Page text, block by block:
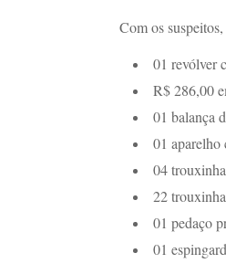
Com os
01 revólver
R$ 286,00
01 balança
01 aparelho
04
22
01 pedaço
01